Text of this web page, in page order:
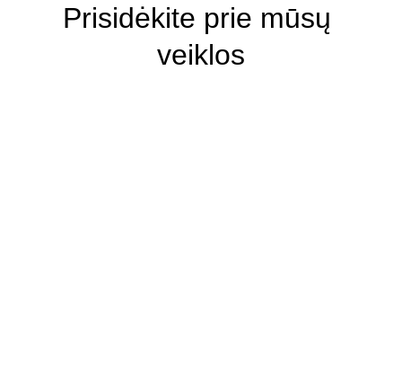
Prisidėkite prie mūsų
veiklos